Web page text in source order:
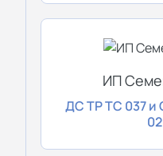
регистрации
экспертные
соответствия
ИП
ДС ТР ТС 037 и